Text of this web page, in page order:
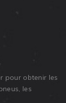
pour obtenir les
les